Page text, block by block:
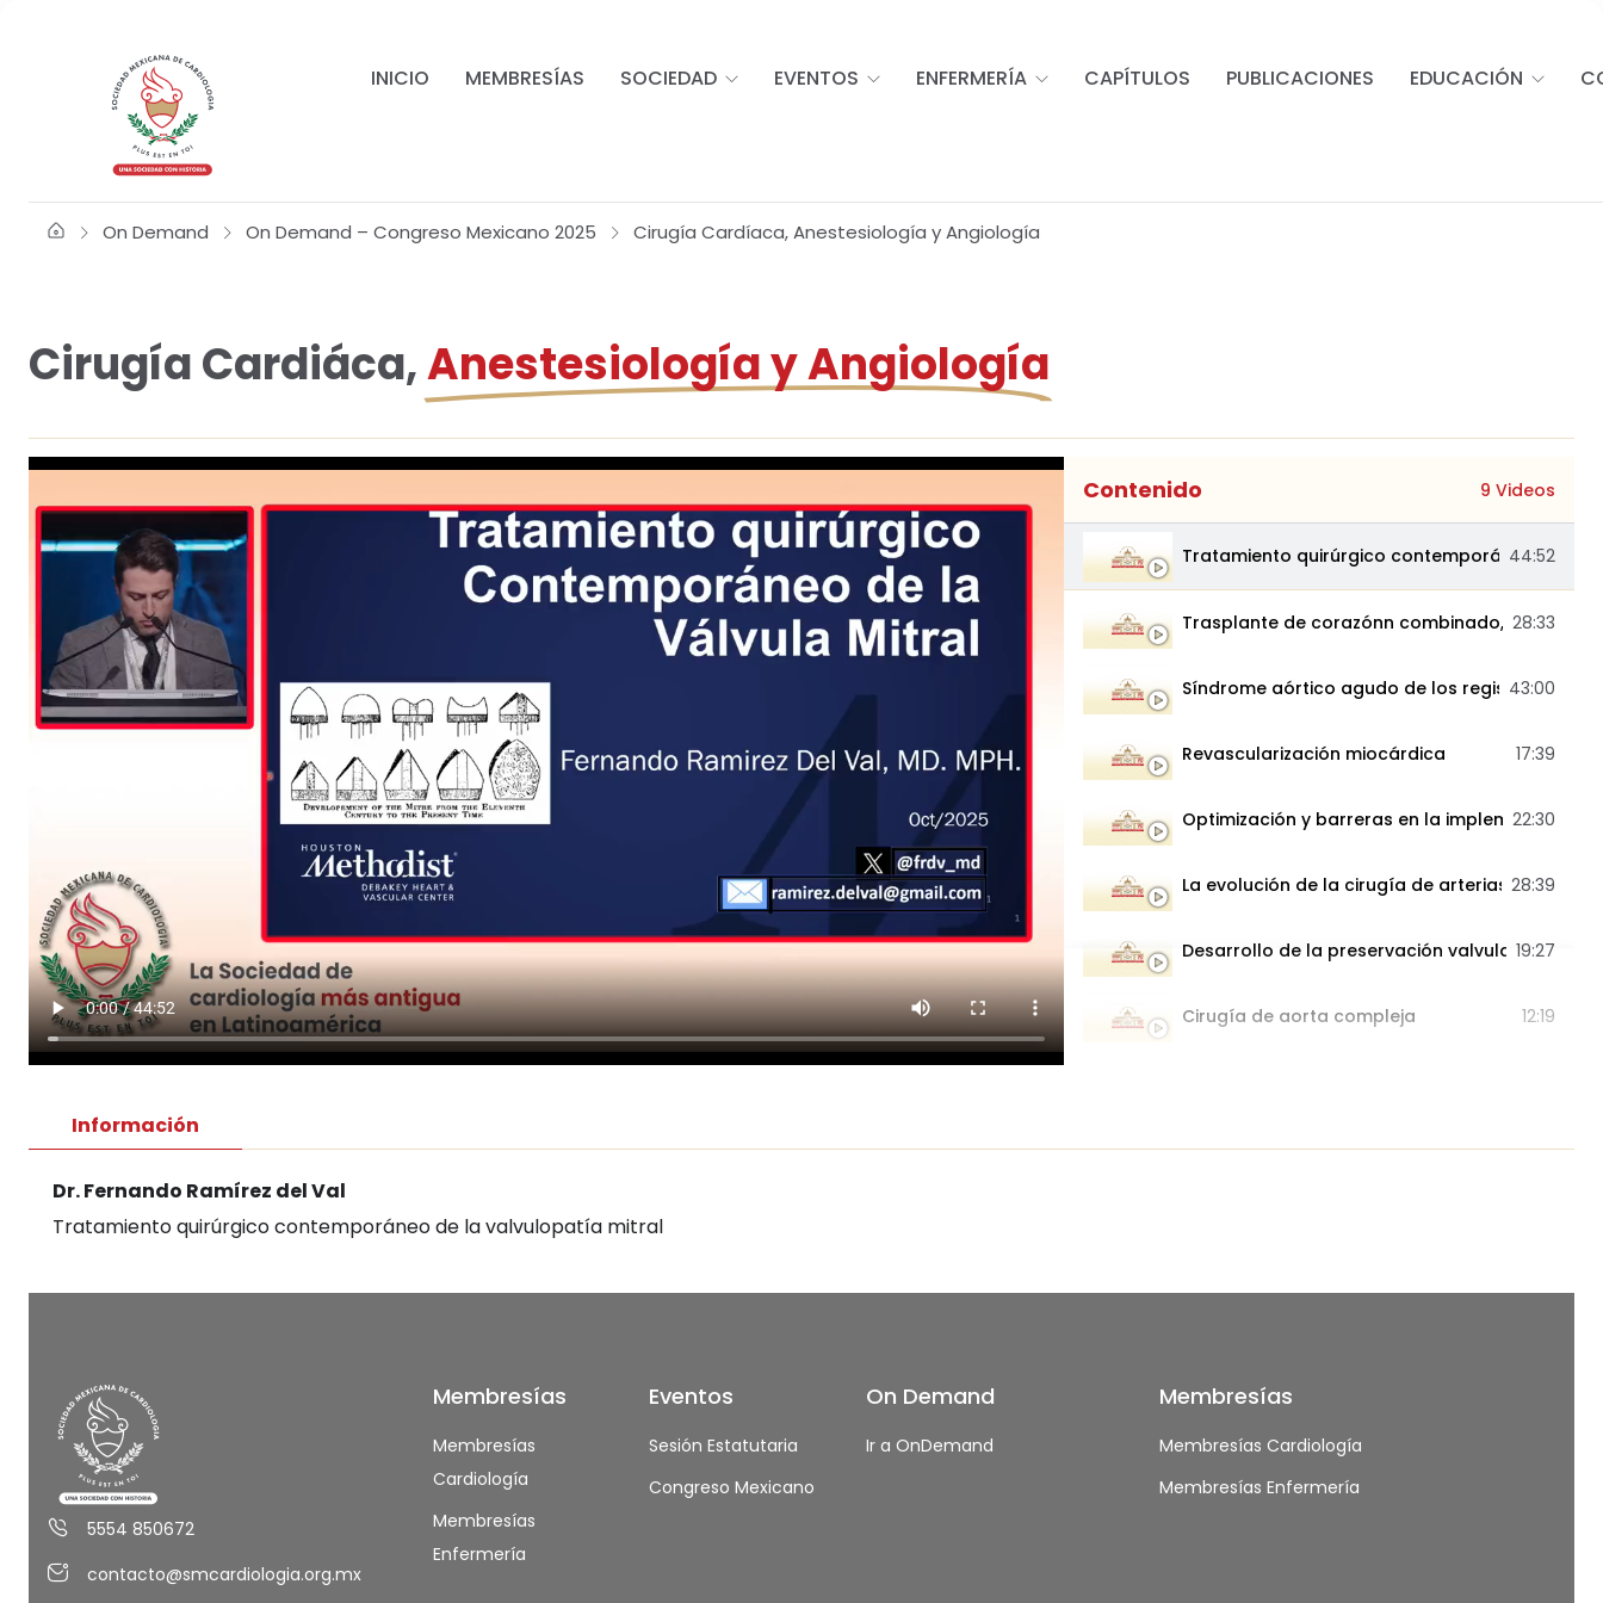
INICIO MEMBRESÍAS SOCIEDAD EVENTOS ENFERMERÍA CAPÍTULOS PUBLICACIONES EDUCACIÓN
On Demand On Demand – Congreso Mexicano 2025 Cirugía Cardíaca, Anestesiología y Angiología
Cirugía Cardiáca,Anestesiología y Angiología
Contenido 9 Videos
Tratamiento quirúrgico contemporáneo...
44:52
Trasplante de corazónn combinado, est...
28:33
Síndrome aórtico agudo de los registros...
43:00
Revascularización miocárdica 17:39
Optimización y barreras en la implementa...
22:30
La evolución de la cirugía de arterias coron...
28:39
Desarrollo de la preservación valvular aórt...
19:27
Cirugía de aorta compleja 12:19
Información
Dr. Fernando Ramírez del Val
Tratamiento quirúrgico contemporáneo de la valvulopatía mitral
5554 850672
contacto@smcardiologia.org.mx
Membresías
Membresías
Cardiología
Membresías
Enfermería
Eventos
Sesión Estatutaria
Congreso Mexicano
On Demand
Ir a OnDemand
Membresías
Membresías Cardiología
Membresías Enfermería